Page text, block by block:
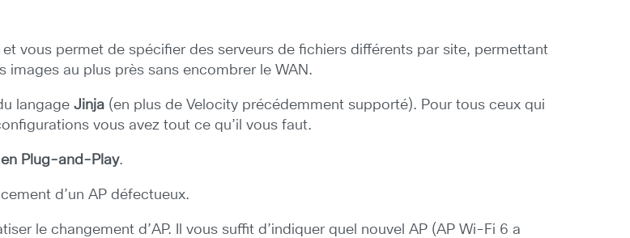
vous permet de spécifier des serveurs de fichiers différents par site, permettant
images au plus près sans encombrer le WAN.
langageJinja (en plus de Velocity précédemment supporté). Pour tous ceux qui
vous avez tout ce qu’il vous faut.
Plug-and-Play.
d’un AP défectueux.
le changement d’AP. Il vous suffit d’indiquer quel nouvel AP (AP Wi-Fi 6 a